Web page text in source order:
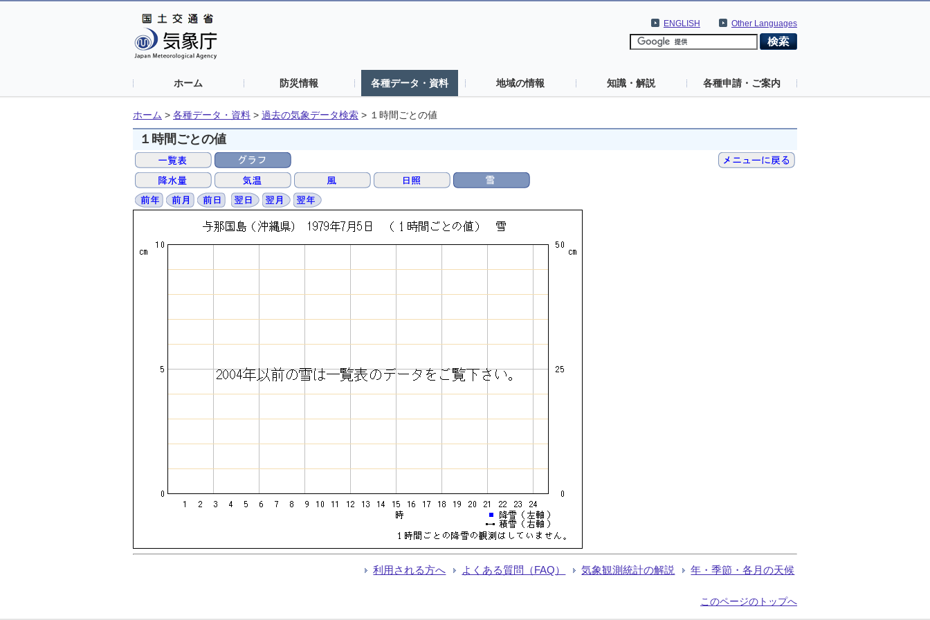
Other Languages
ENGLISH
ホーム 防災情報 各種データ・資料 地域の情報 知識・解説 各種申請・ご案内
ホーム > 各種データ・資料 > 過去の気象データ検索 > １時間ごとの値
１時間ごとの値
利用される方へ よくある質問（FAQ） 気象観測統計の解説 年・季節・各月の天候
このページのトップへ